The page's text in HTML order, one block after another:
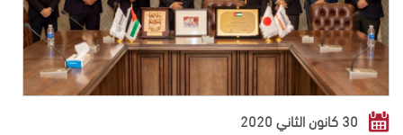
30 كانون الثاني 2020